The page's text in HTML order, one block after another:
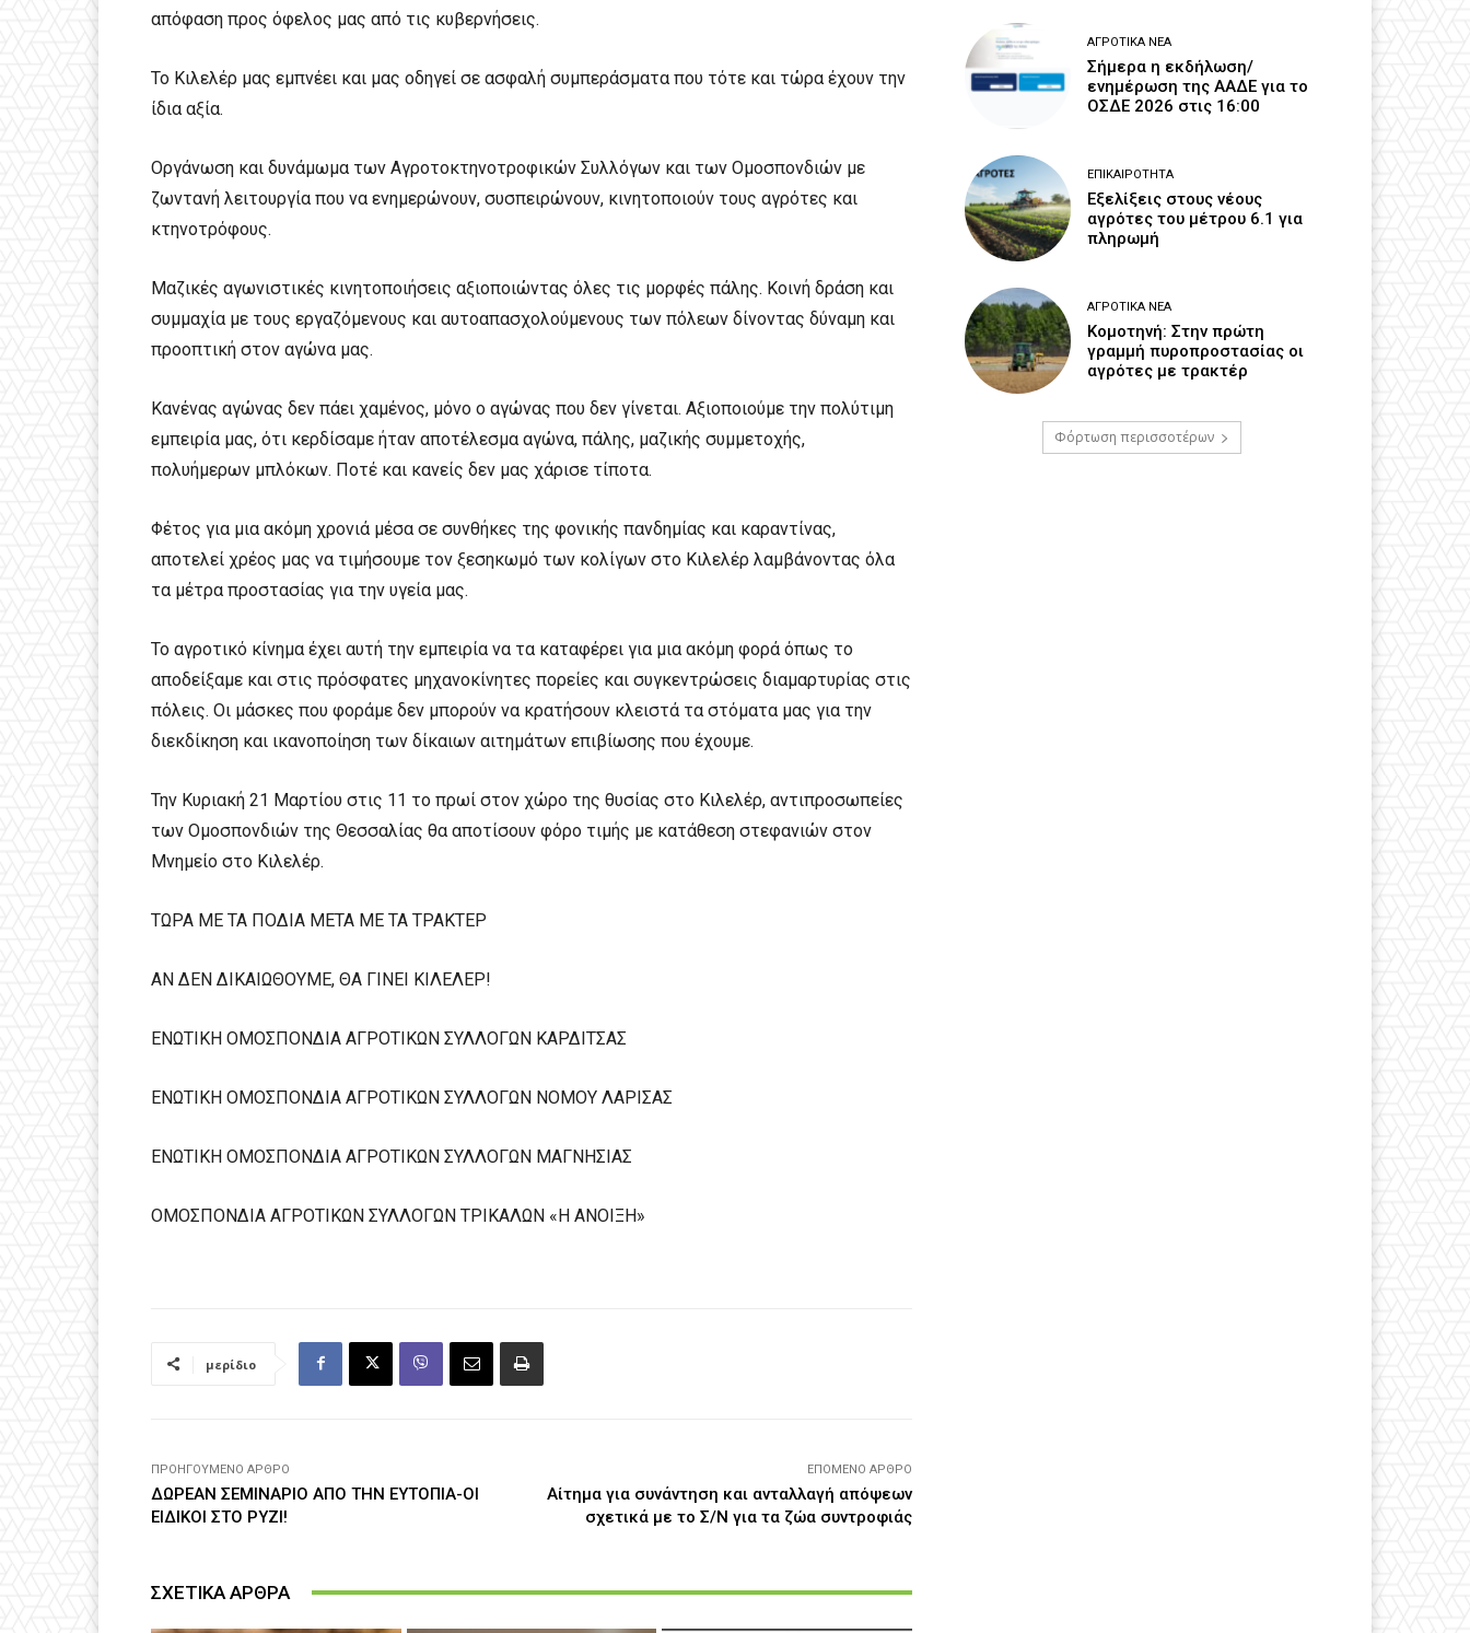
απόφαση προς όφελος μας από τις κυβερνήσεις.
Το Κιλελέρ μας εμπνέει και μας οδηγεί σε ασφαλή συμπεράσματα που τότε και τώρα έχουν την
ίδια αξία.
Οργάνωση και δυνάμωμα των Αγροτοκτηνοτροφικών Συλλόγων και των Ομοσπονδιών με
ζωντανή λειτουργία που να ενημερώνουν, συσπειρώνουν, κινητοποιούν τους αγρότες και
κτηνοτρόφους.
Μαζικές αγωνιστικές κινητοποιήσεις αξιοποιώντας όλες τις μορφές πάλης. Κοινή δράση και
συμμαχία με τους εργαζόμενους και αυτοαπασχολούμενους των πόλεων δίνοντας δύναμη και
προοπτική στον αγώνα μας.
Κανένας αγώνας δεν πάει χαμένος, μόνο ο αγώνας που δεν γίνεται. Αξιοποιούμε την πολύτιμη
εμπειρία μας, ότι κερδίσαμε ήταν αποτέλεσμα αγώνα, πάλης, μαζικής συμμετοχής,
πολυήμερων μπλόκων. Ποτέ και κανείς δεν μας χάρισε τίποτα.
Φέτος για μια ακόμη χρονιά μέσα σε συνθήκες της φονικής πανδημίας και καραντίνας,
αποτελεί χρέος μας να τιμήσουμε τον ξεσηκωμό των κολίγων στο Κιλελέρ λαμβάνοντας όλα
τα μέτρα προστασίας για την υγεία μας.
Το αγροτικό κίνημα έχει αυτή την εμπειρία να τα καταφέρει για μια ακόμη φορά όπως το
αποδείξαμε και στις πρόσφατες μηχανοκίνητες πορείες και συγκεντρώσεις διαμαρτυρίας στις
πόλεις. Οι μάσκες που φοράμε δεν μπορούν να κρατήσουν κλειστά τα στόματα μας για την
διεκδίκηση και ικανοποίηση των δίκαιων αιτημάτων επιβίωσης που έχουμε.
Την Κυριακή 21 Μαρτίου στις 11 το πρωί στον χώρο της θυσίας στο Κιλελέρ, αντιπροσωπείες
των Ομοσπονδιών της Θεσσαλίας θα αποτίσουν φόρο τιμής με κατάθεση στεφανιών στον
Μνημείο στο Κιλελέρ.
ΤΩΡΑ ΜΕ ΤΑ ΠΟΔΙΑ ΜΕΤΑ ΜΕ ΤΑ ΤΡΑΚΤΕΡ
ΑΝ ΔΕΝ ΔΙΚΑΙΩΘΟΥΜΕ, ΘΑ ΓΙΝΕΙ ΚΙΛΕΛΕΡ!
ΕΝΩΤΙΚΗ ΟΜΟΣΠΟΝΔΙΑ ΑΓΡΟΤΙΚΩΝ ΣΥΛΛΟΓΩΝ ΚΑΡΔΙΤΣΑΣ
ΕΝΩΤΙΚΗ ΟΜΟΣΠΟΝΔΙΑ ΑΓΡΟΤΙΚΩΝ ΣΥΛΛΟΓΩΝ ΝΟΜΟΥ ΛΑΡΙΣΑΣ
ΕΝΩΤΙΚΗ ΟΜΟΣΠΟΝΔΙΑ ΑΓΡΟΤΙΚΩΝ ΣΥΛΛΟΓΩΝ ΜΑΓΝΗΣΙΑΣ
ΟΜΟΣΠΟΝΔΙΑ ΑΓΡΟΤΙΚΩΝ ΣΥΛΛΟΓΩΝ ΤΡΙΚΑΛΩΝ «Η ΑΝΟΙΞΗ»
μερίδιο
ΠΡΟΗΓΟΎΜΕΝΟ ΆΡΘΡΟ
ΔΩΡΕΑΝ ΣΕΜΙΝΑΡΙΟ ΑΠΟ ΤΗΝ ΕΥΤΟΠΙΑ-ΟΙ
ΕΙΔΙΚΟΙ ΣΤΟ ΡΥΖΙ!
ΕΠΌΜΕΝΟ ΆΡΘΡΟ
Αίτημα για συνάντηση και ανταλλαγή απόψεων
σχετικά με το Σ/Ν για τα ζώα συντροφιάς
ΣΧΕΤΙΚΑ ΑΡΘΡΑ
ΑΓΡΟΤΙΚΆ ΝΈΑ
Σήμερα η εκδήλωση/
ενημέρωση της ΑΑΔΕ για το
ΟΣΔΕ 2026 στις 16:00
ΕΠΙΚΑΙΡΌΤΗΤΑ
Εξελίξεις στους νέους
αγρότες του μέτρου 6.1 για
πληρωμή
ΑΓΡΟΤΙΚΆ ΝΈΑ
Κομοτηνή: Στην πρώτη
γραμμή πυροπροστασίας οι
αγρότες με τρακτέρ
Φόρτωση περισσοτέρων